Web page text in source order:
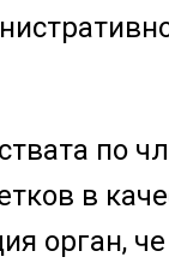
по
в
орган,